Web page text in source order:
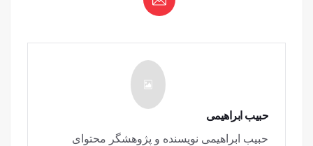
حبیب ابراهیمی
حبیب ابراهیمی نویسنده و پژوهشگر محتوای